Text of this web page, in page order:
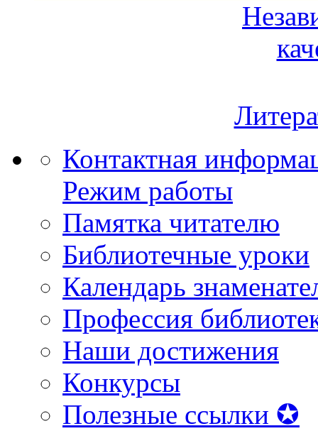
Контактная
Режим работы
Памятка читателю
Библиотечные уроки
Календарь
Профессия
Наши достижения
Конкурсы
Полезные ссылки ✪